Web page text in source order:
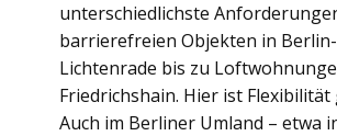
unterschiedlichste
barrierefreien Objekten in Berlin-
Lichtenrade bis zu
Friedrichshain. Hier ist
Auch im Berliner Umland – etwa